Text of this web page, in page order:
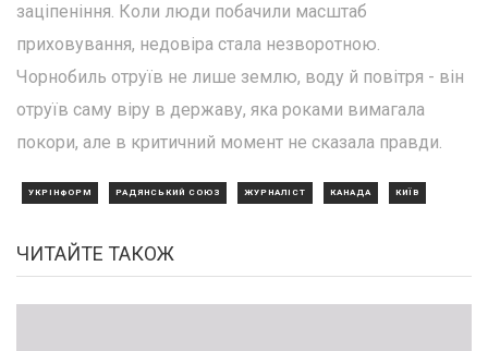
заціпеніння. Коли люди побачили масштаб
приховування, недовіра стала незворотною.
Чорнобиль отруїв не лише землю, воду й повітря - він
отруїв саму віру в державу, яка роками вимагала
покори, але в критичний момент не сказала правди.
УКРІНФОРМ РАДЯНСЬКИЙ СОЮЗ ЖУРНАЛІСТ КАНАДА КИЇВ
ЧИТАЙТЕ ТАКОЖ